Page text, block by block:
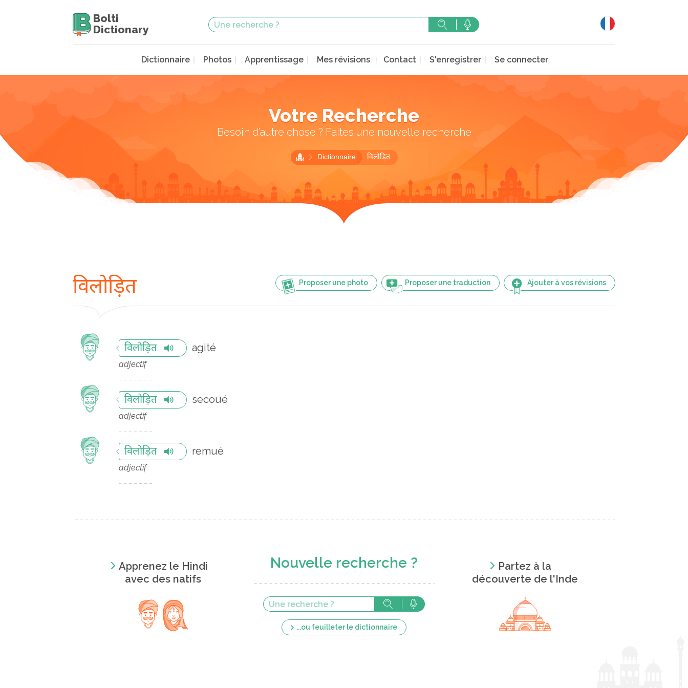
Bolti
Dictionary
Dictionnaire Photos Apprentissage Mes révisions Contact S'enregistrer Se connecter
Votre Recherche
Besoin d’autre chose ? Faites une nouvelle recherche
Dictionnaire विलोड़ित
Proposer une photo Proposer une traduction Ajouter à vos révisions
विलोड़ित
विलोड़ित agité
adjectif
विलोड़ित secoué
adjectif
विलोड़ित remué
adjectif
Apprenez le Hindi
avec des natifs
Nouvelle recherche ?
...ou feuilleter le dictionnaire
Partez à la
découverte de l'Inde